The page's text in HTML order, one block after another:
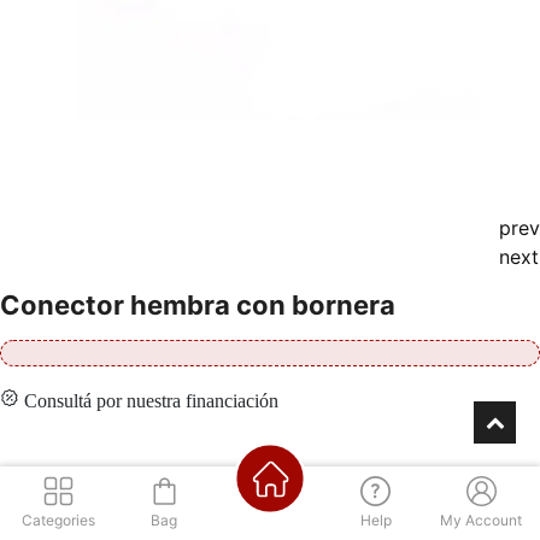
prev
next
Conector hembra con bornera
Consultá por nuestra financiación
Contáctenos
Categories Bag Help My Account